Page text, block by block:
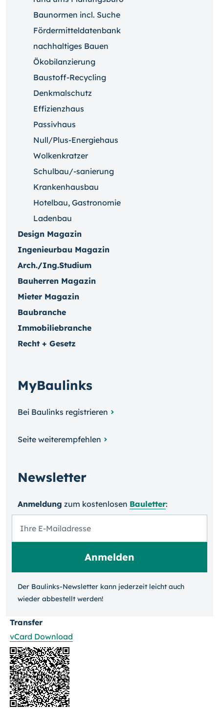
Baunormen incl. Suche
Fördermitteldatenbank
nachhaltiges Bauen
Ökobilanzierung
Baustoff-Recycling
Denkmalschutz
Effizienzhaus
Passivhaus
Null/Plus-Energiehaus
Wolkenkratzer
Schulbau/-sanierung
Krankenhausbau
Hotelbau, Gastronomie
Ladenbau
Design Magazin
Ingenieurbau Magazin
Arch./Ing.Studium
Bauherren Magazin
Mieter Magazin
Baubranche
Immobiliebranche
Recht + Gesetz
MyBaulinks
Bei Baulinks registrieren
Seite weiterempfehlen
Newsletter
Anmeldung zum kosten­losen Bauletter:
Der Baulinks-Newsletter kann jeder­zeit leicht auch
wieder ab­bestellt werden!
Transfer
vCard Download